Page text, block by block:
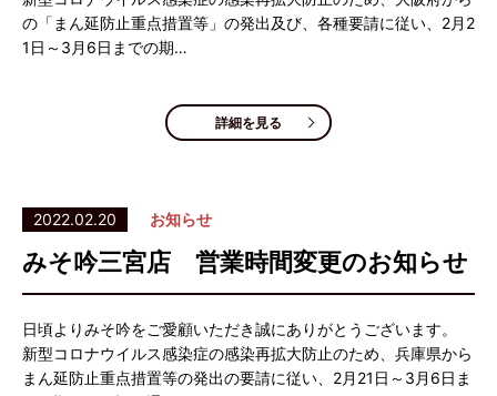
の「まん延防止重点措置等」の発出及び、各種要請に従い、2月2
1日～3月6日までの期…
詳細を見る
2022.02.20 お知らせ
みそ吟三宮店 営業時間変更のお知らせ
日頃よりみそ吟をご愛顧いただき誠にありがとうございます。
新型コロナウイルス感染症の感染再拡大防止のため、兵庫県から
まん延防止重点措置等の発出の要請に従い、2月21日～3月6日ま